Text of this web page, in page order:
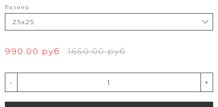
Размер
990.00 руб 1650.00 руб
- +